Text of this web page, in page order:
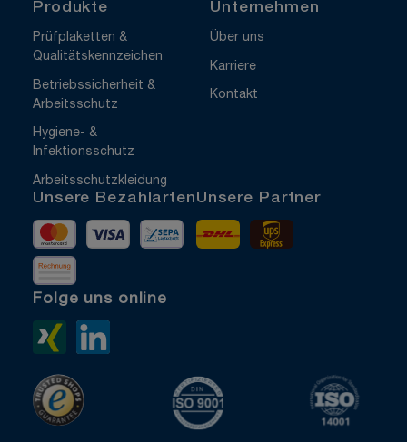
Produkte
Prüfplaketten &
Qualitätskennzeichen
Betriebssicherheit &
Arbeitsschutz
Hygiene- &
Infektionsschutz
Arbeitsschutzkleidung
Unternehmen
Über uns
Karriere
Kontakt
Unsere Bezahlarten
MastercardVisa Vorkasse
Rechnung
Unsere Partner
DHL
Folge uns online
Xing>
ISO 9001 zertifiziert